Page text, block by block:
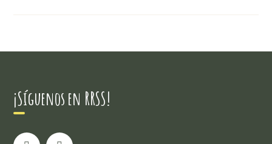
¡Síguenos en RRSS!